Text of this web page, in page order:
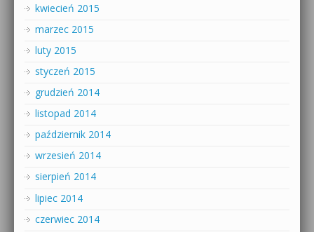
kwiecień 2015
marzec 2015
luty 2015
styczeń 2015
grudzień 2014
listopad 2014
październik 2014
wrzesień 2014
sierpień 2014
lipiec 2014
czerwiec 2014